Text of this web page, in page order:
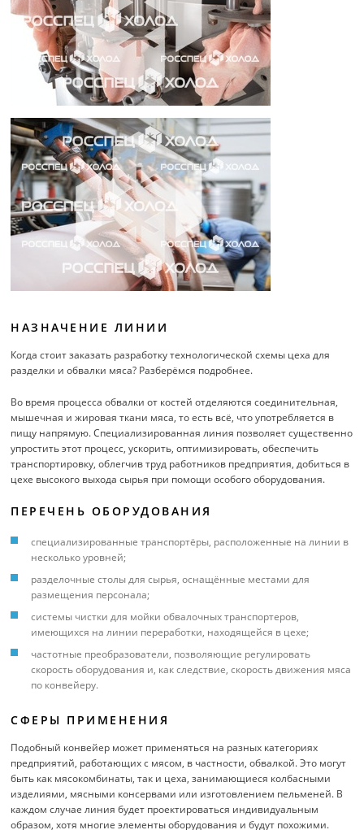
НАЗНАЧЕНИЕ ЛИНИИ
Когда стоит заказать разработку технологической схемы цеха для
разделки и обвалки мяса? Разберёмся подробнее.
Во время процесса обвалки от костей отделяются соединительная,
мышечная и жировая ткани мяса, то есть всё, что употребляется в
пищу напрямую. Специализированная линия позволяет существенно
упростить этот процесс, ускорить, оптимизировать, обеспечить
транспортировку, облегчив труд работников предприятия, добиться в
цехе высокого выхода сырья при помощи особого оборудования.
ПЕРЕЧЕНЬ ОБОРУДОВАНИЯ
специализированные транспортёры, расположенные на линии в
несколько уровней;
разделочные столы для сырья, оснащённые местами для
размещения персонала;
системы чистки для мойки обвалочных транспортеров,
имеющихся на линии переработки, находящейся в цехе;
частотные преобразователи, позволяющие регулировать
скорость оборудования и, как следствие, скорость движения мяса
по конвейеру.
СФЕРЫ ПРИМЕНЕНИЯ
Подобный конвейер может применяться на разных категориях
предприятий, работающих с мясом, в частности, обвалкой. Это могут
быть как мясокомбинаты, так и цеха, занимающиеся колбасными
изделиями, мясными консервами или изготовлением пельменей. В
каждом случае линия будет проектироваться индивидуальным
образом, хотя многие элементы оборудования и будут похожими.